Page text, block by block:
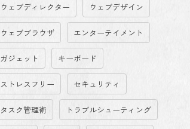
ウェブディレクター ウェブデザイン
ウェブブラウザ エンターテイメント
ガジェット キーボード
ストレスフリー セキュリティ
タスク管理術 トラブルシューティング